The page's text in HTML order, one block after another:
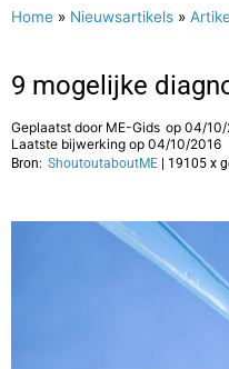
Home » Nieuwsartikels »
9 mogelijke
Geplaatst door ME-Gids op 04/10/
Laatste bijwerking op 04/10/2016
Bron: ShoutoutaboutME | 19105 x